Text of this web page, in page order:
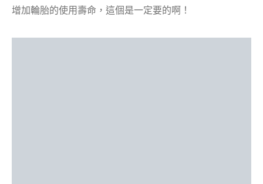
增加輪胎的使用壽命，這個是一定要的啊！